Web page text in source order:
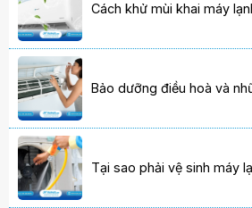
Cách khử mùi khai máy
Bảo dưỡng điều hoà và
Tại sao phải vệ sinh máy